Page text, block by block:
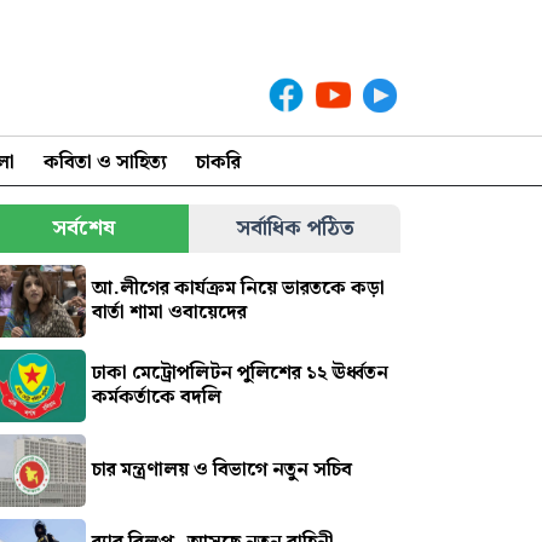
কবিতা ও সাহিত্য চাকরি
সর্বশেষ সর্বাধিক পঠিত
আ.লীগের কার্যক্রম নিয়ে ভারতকে কড়া
বার্তা শামা ওবায়েদের
ঢাকা মেট্রোপলিটন পুলিশের ১২ ঊর্ধ্বতন
কর্মকর্তাকে বদলি
চার মন্ত্রণালয় ও বিভাগে নতুন সচিব